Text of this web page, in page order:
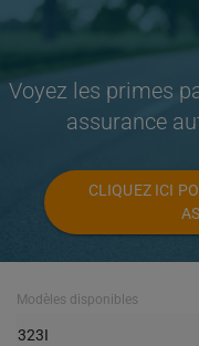
Voyez les primes
assurance
CLIQUEZ ICI
Modèles disponibles
323I